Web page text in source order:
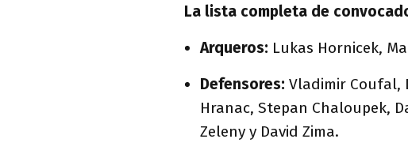
La lista completa de
Arqueros: Lukas Hornicek,
Defensores: Vladimir Coufal,
Hranac, Stepan Chaloupek,
Zeleny y David Zima.